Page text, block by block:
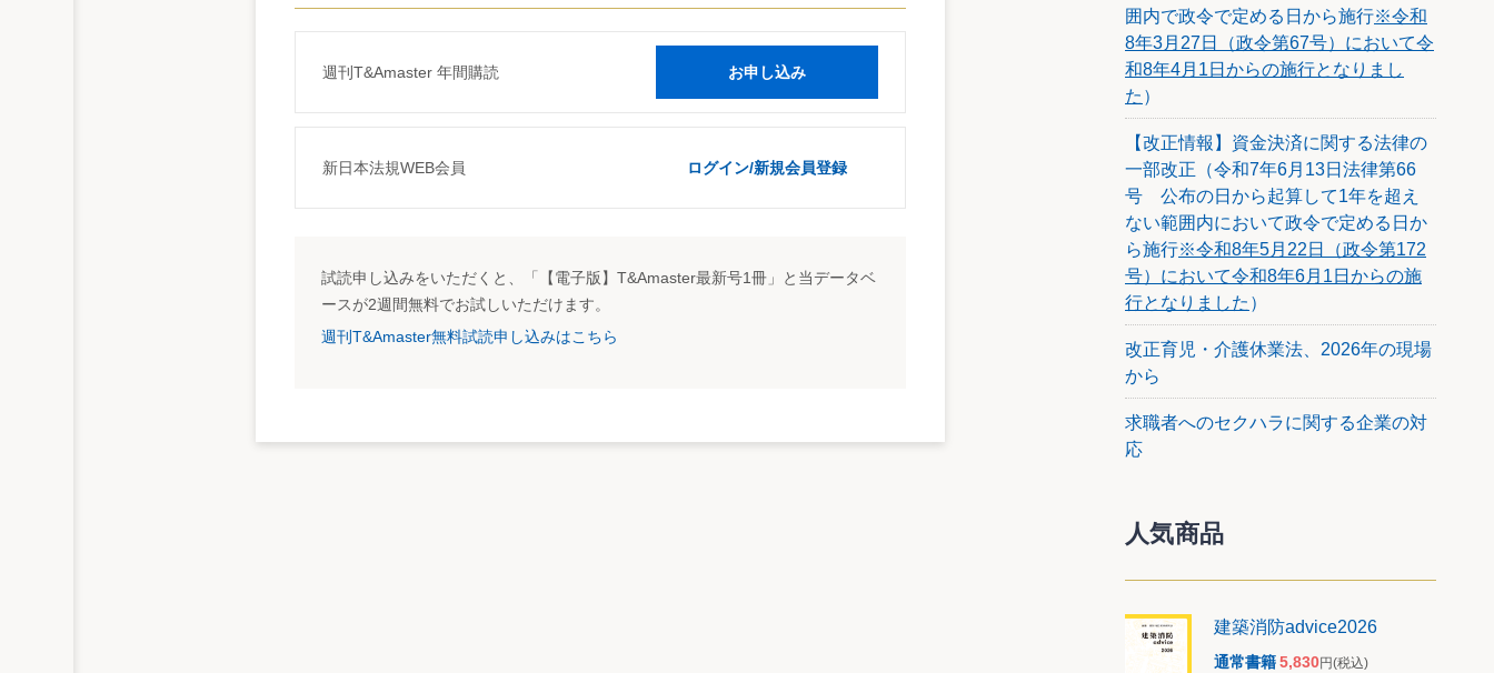
週刊T&Amaster 年間購読 お申し込み
新日本法規WEB会員 ログイン/新規会員登録
試読申し込みをいただくと、「【電子版】T&Amaster最新号1冊」と当データベ
ースが2週間無料でお試しいただけます。
週刊T&Amaster無料試読申し込みはこちら
囲内で政令で定める日から施行※令和
8年3月27日（政令第67号）において令
和8年4月1日からの施行となりまし
た ）
【改正情報】資金決済に関する法律の
一部改正（令和7年6月13日法律第66
号 公布の日から起算して1年を超え
ない範囲内において政令で定める日か
ら施行※令和8年5月22日（政令第172
号）において令和8年6月1日からの施
行となりました ）
改正育児・介護休業法、2026年の現場
から
求職者へのセクハラに関する企業の対
応
人気商品
建築消防advice2026
通常書籍5,830円(税込)